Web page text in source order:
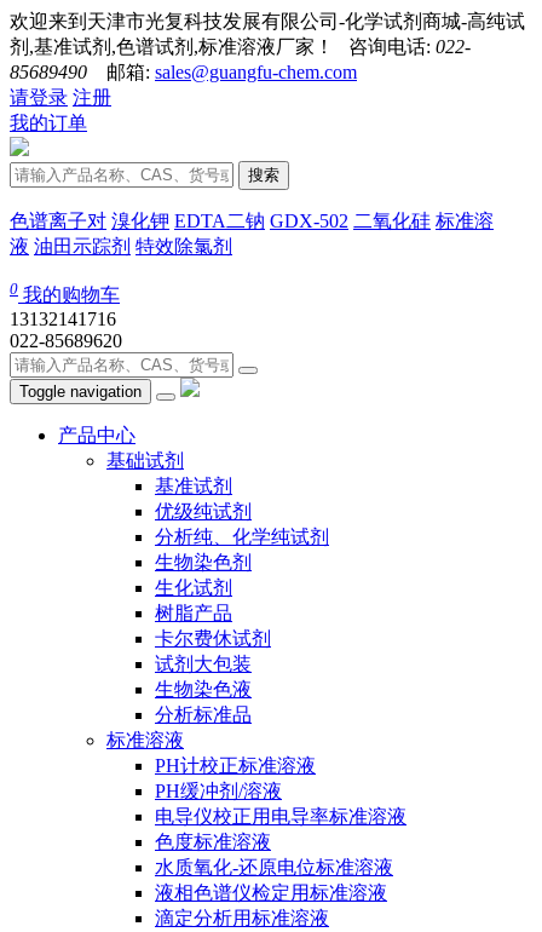
欢迎来到天津市光复科技发展有限公司-化学试剂商城-高纯试
剂,基准试剂,色谱试剂,标准溶液厂家！ 咨询电话: 022-
85689490 邮箱: sales@guangfu-chem.com
请登录 注册
我的订单
搜索
色谱离子对 溴化钾 EDTA二钠 GDX-502 二氧化硅 标准溶
液 油田示踪剂 特效除氯剂
0 我的购物车
13132141716
022-85689620
Toggle navigation
产品中心
基础试剂
基准试剂
优级纯试剂
分析纯、化学纯试剂
生物染色剂
生化试剂
树脂产品
卡尔费休试剂
试剂大包装
生物染色液
分析标准品
标准溶液
PH计校正标准溶液
PH缓冲剂/溶液
电导仪校正用电导率标准溶液
色度标准溶液
水质氧化-还原电位标准溶液
液相色谱仪检定用标准溶液
滴定分析用标准溶液